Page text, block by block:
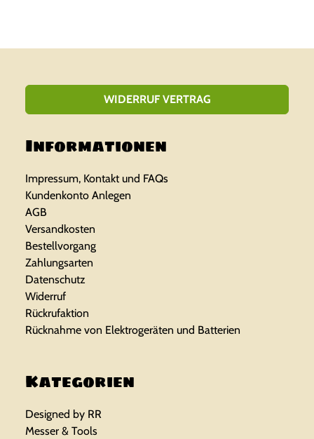
WIDERRUF VERTRAG
Informationen
Impressum, Kontakt und FAQs
Kundenkonto Anlegen
AGB
Versandkosten
Bestellvorgang
Zahlungsarten
Datenschutz
Widerruf
Rückrufaktion
Rücknahme von Elektrogeräten und Batterien
Kategorien
Designed by RR
Messer & Tools